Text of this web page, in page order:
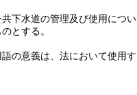
下水道の管理及び使用につ
とする。
の意義は、法において使用す